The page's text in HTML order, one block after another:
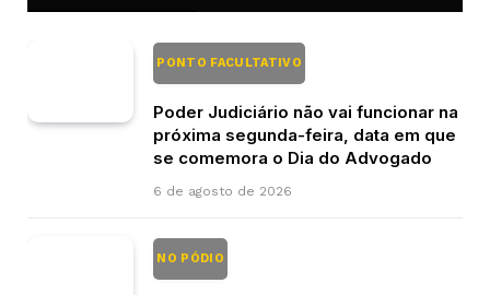
PONTO FACULTATIVO
Poder Judiciário não vai funcionar na
próxima segunda-feira, data em que
se comemora o Dia do Advogado
6 de agosto de 2026
NO PÓDIO